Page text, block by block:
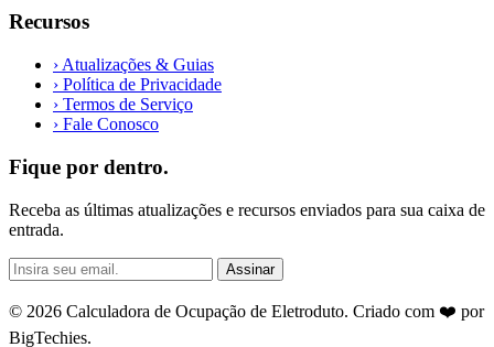
Recursos
› Atualizações & Guias
› Política de Privacidade
› Termos de Serviço
› Fale Conosco
Fique por dentro.
Receba as últimas atualizações e recursos enviados para sua caixa de
entrada.
Assinar
© 2026 Calculadora de Ocupação de Eletroduto. Criado com ❤️ por
BigTechies.